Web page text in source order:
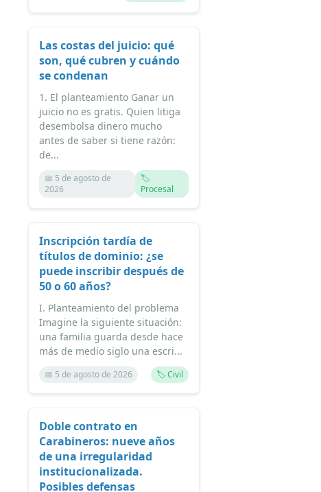
Las costas del juicio: qué
son, qué cubren y cuándo
se condenan
1. El planteamiento Ganar un
juicio no es gratis. Quien litiga
desembolsa dinero mucho
antes de saber si tiene razón:
de...
📅 5 de agosto de
2026
🏷️
Procesal
Inscripción tardía de
títulos de dominio: ¿se
puede inscribir después de
50 o 60 años?
I. Planteamiento del problema
Imagine la siguiente situación:
una familia guarda desde hace
más de medio siglo una escri...
📅 5 de agosto de 2026 🏷️ Civil
Doble contrato en
Carabineros: nueve años
de una irregularidad
institucionalizada.
Posibles defensas